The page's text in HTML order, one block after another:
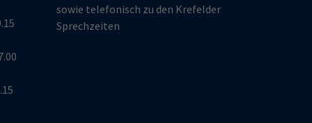
sowie telefonisch zu den Krefelder
Sprechzeiten